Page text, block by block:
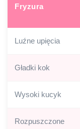
Fryzura
Luźne upięcia
Gładki kok
Wysoki kucyk
Rozpuszczone